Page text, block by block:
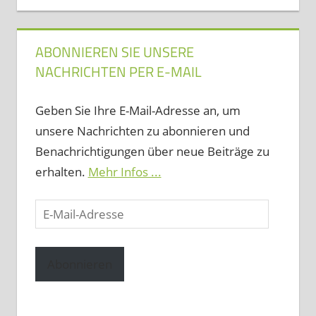
ABONNIEREN SIE UNSERE
NACHRICHTEN PER E-MAIL
Geben Sie Ihre E-Mail-Adresse an, um
unsere Nachrichten zu abonnieren und
Benachrichtigungen über neue Beiträge zu
erhalten. Mehr Infos ...
E-
Mail-
Adresse